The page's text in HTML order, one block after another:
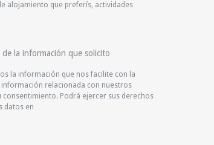
alojamiento que preferís, actividades
la información que solicito
la información que nos facilite con la
relacionada con nuestros
Podrá ejercer sus derechos
datos en